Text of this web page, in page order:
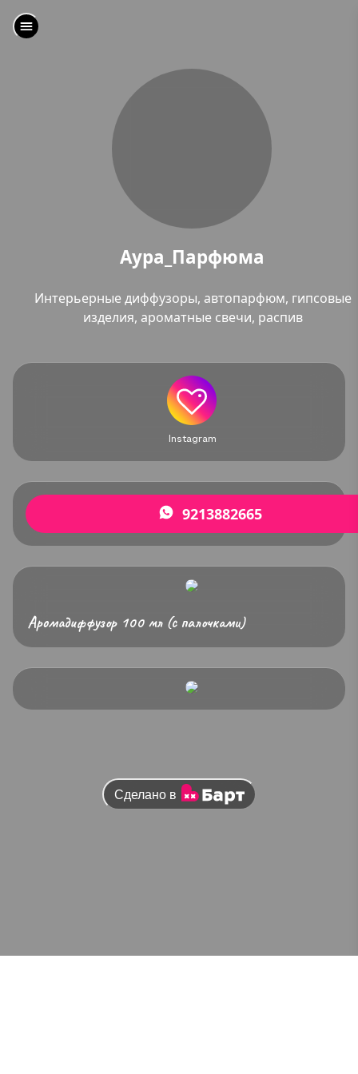
Аура_Парфюма
Интерьерные диффузоры, автопарфюм, гипсовые
изделия, ароматные свечи, распив
Instagram
9213882665
Аромадиффузор 100 мл (с палочками)
Сделано в